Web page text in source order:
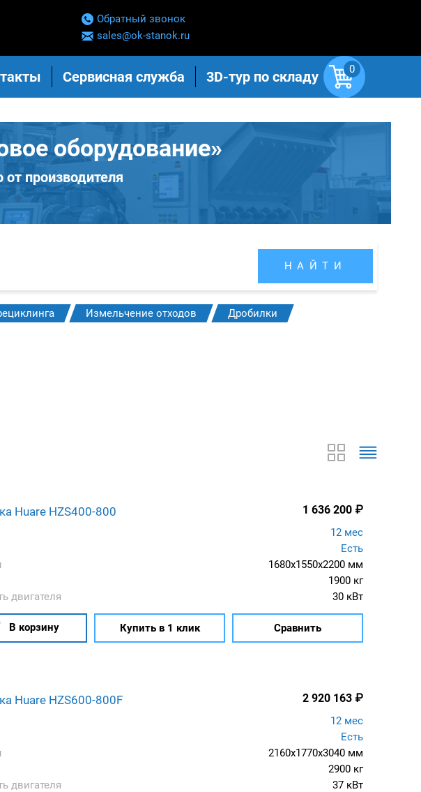
Обратный звонок
sales@ok-stanok.ru
Сервисная служба 3D-тур по складу 0
оборудование»
производителя
НАЙТИ
Измельчение отходов
Дробилки
Huare HZS400-800 1 636 200 ₽
12 мес
Есть
1680x1550x2200 мм
1900 кг
двигателя
30 кВт
В корзину Купить в 1 клик Сравнить
Huare HZS600-800F 2 920 163 ₽
12 мес
Есть
2160x1770x3040 мм
2900 кг
двигателя
37 кВт